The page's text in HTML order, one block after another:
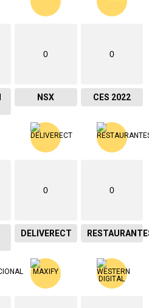
0
NSX
0
CES 2022
0
DELIVERECT
0